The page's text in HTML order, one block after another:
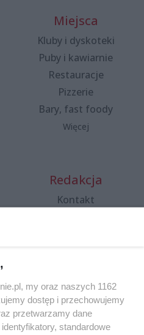
Miejsca
Kluby i dyskoteki
Puby i kawiarnie
Restauracje
Pizzerie
Bary, fast foody
Więcej
Redakcja
Kontakt
Specjalny koncert z okazji
20. urodzin portalu
wSzczecinie.pl
Regulamin konkursów
my oraz naszych 1162
dostęp i przechowujemy
przetwarzamy dane
standardowe